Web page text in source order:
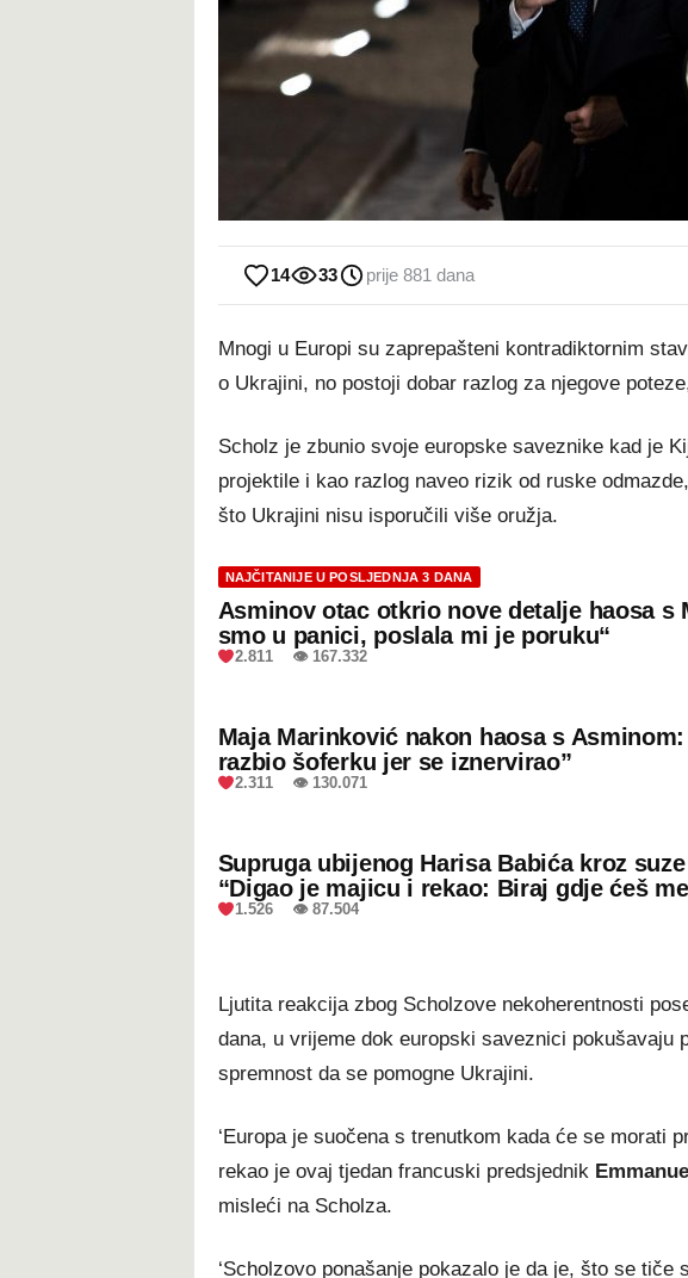
14 33 prije 881 dana
Mnogi u Europi su zaprepašteni kontradiktornim
o Ukrajini, no postoji dobar razlog za njegove
Scholz je zbunio svoje europske saveznike kad je
projektile i kao razlog naveo rizik od ruske
što Ukrajini nisu isporučili više oružja.
NAJČITANIJE U POSLJEDNJA 3 DANA
Asminov otac otkrio nove detalje haosa s
smo u panici, poslala mi je poruku“
2.811 👁 167.332
Maja Marinković nakon haosa s Asminom:
razbio šoferku jer se iznervirao”
2.311 👁 130.071
Supruga ubijenog Harisa Babića kroz suze
“Digao je majicu i rekao: Biraj gdje ćeš
1.526 👁 87.504
Ljutita reakcija zbog Scholzove nekoherentnosti
dana, u vrijeme dok europski saveznici pokušavaju
spremnost da se pomogne Ukrajini.
‘Europa je suočena s trenutkom kada će se morati
rekao je ovaj tjedan francuski predsjednik
misleći na Scholza.
‘Scholzovo ponašanje pokazalo je da je, što se tiče